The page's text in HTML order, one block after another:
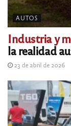
AUTOS
Industria y
la realidad
23 de abril de 2026